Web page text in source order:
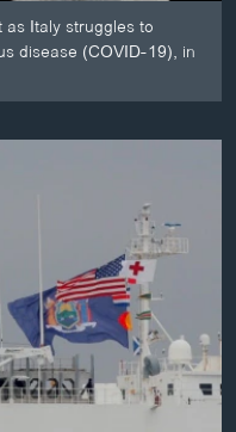
Italy struggles to
disease (COVID-19), in